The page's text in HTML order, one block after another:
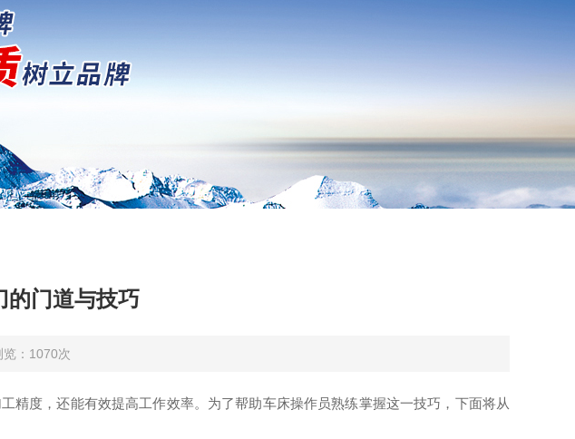
的门道与技巧
览：1070次
度，还能有效提高工作效率。为了帮助车床操作员熟练掌握这一技巧，下面将从